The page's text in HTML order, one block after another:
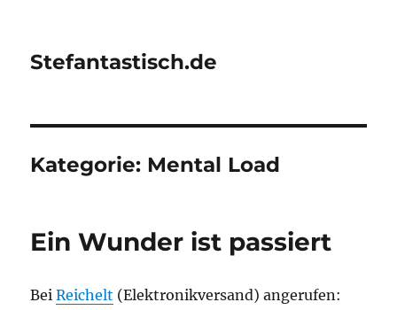
Stefantastisch.de
Kategorie: Mental Load
Ein Wunder ist passiert
BeiReichelt (Elektronikversand) angerufen: